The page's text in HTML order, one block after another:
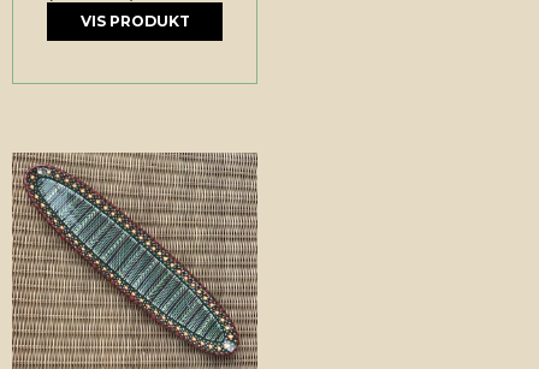
VIS PRODUKT